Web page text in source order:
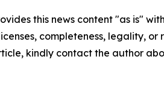
this news content "as is"
completeness, legality,
kindly contact the author